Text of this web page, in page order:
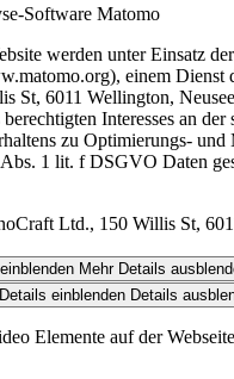
Software Matomo
werden unter Einsatz
einem Dienst
St, 6011 Wellington,
berechtigten Interesses an
zu Optimierungs-
1 lit. f DSGVO Daten
Ltd., 150 Willis St,
Mehr Details
Details einblenden Details
Elemente auf der